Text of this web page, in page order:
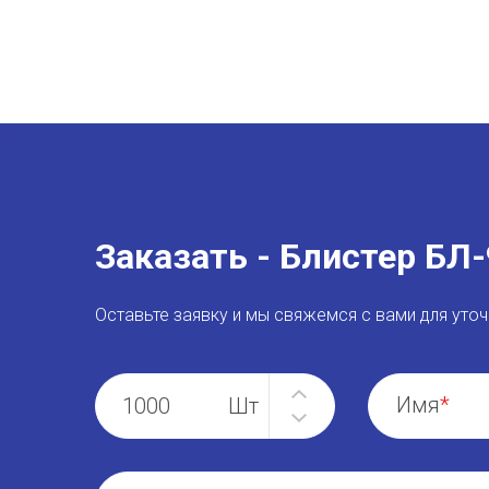
Заказать - Блистер
Оставьте заявку и мы свяжемся с вами для
Имя